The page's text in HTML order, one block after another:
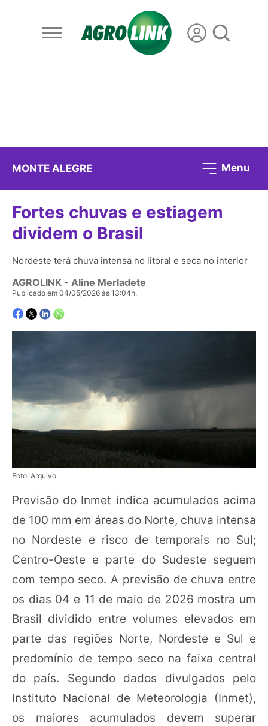
MONTE ALEGRE Menu
Fortes chuvas e estiagem
dividem o Brasil
Nordeste terá chuva intensa no litoral e seca no interior
AGROLINK - Aline Merladete
Publicado em 04/05/2026 às 13:04h.
Foto: Arquivo
Previsão do Inmet indica acumulados acima
de 100 mm em áreas do Norte, chuva intensa
no Nordeste e risco de temporais no Sul;
Centro-Oeste e parte do Sudeste seguem
com tempo seco. A previsão de chuva entre
os dias 04 e 11 de maio de 2026 mostra um
Brasil dividido entre volumes elevados em
parte das regiões Norte, Nordeste e Sul e
predomínio de tempo seco na faixa central
do país. Segundo dados divulgados pelo
Instituto Nacional de Meteorologia (Inmet),
os maiores acumulados devem superar